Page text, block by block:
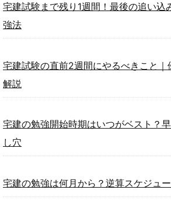
宅建試験まで残り1週間！最後の追い込
強法
宅建試験の直前2週間にやるべきこと
解説
宅建の勉強開始時期はいつがベスト？
し穴
宅建の勉強は何月から？逆算スケジュ